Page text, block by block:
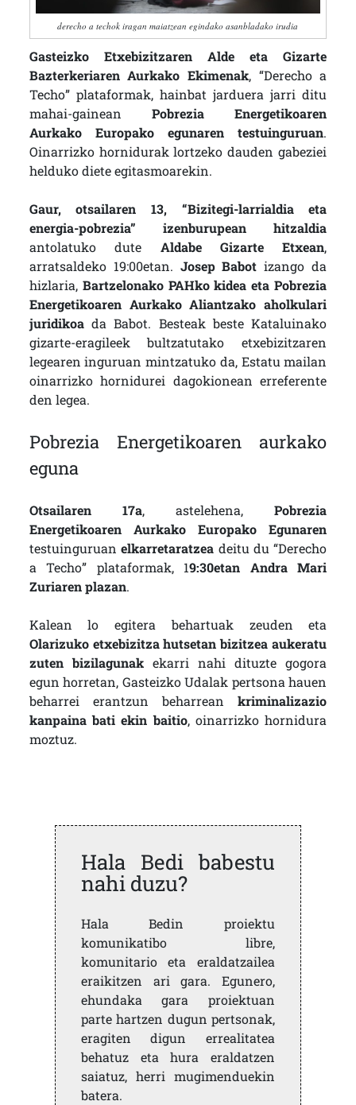
derecho a techok iragan maiatzean egindako asanbladako irudia
Gasteizko Etxebizitzaren Alde eta Gizarte
Bazterkeriaren Aurkako Ekimenak, “Derecho a
Techo” plataformak, hainbat jarduera jarri ditu
mahai-gainean Pobrezia Energetikoaren
Aurkako Europako egunaren testuinguruan.
Oinarrizko hornidurak lortzeko dauden gabeziei
helduko diete egitasmoarekin.
Gaur, otsailaren 13, “Bizitegi-larrialdia eta
energia-pobrezia” izenburupean hitzaldia
antolatuko dute Aldabe Gizarte Etxean,
arratsaldeko 19:00etan. Josep Babot izango da
hizlaria, Bartzelonako PAHko kidea eta Pobrezia
Energetikoaren Aurkako Aliantzako aholkulari
juridikoada Babot. Besteak beste Kataluinako
gizarte-eragileek bultzatutako etxebizitzaren
legearen inguruan mintzatuko da, Estatu mailan
oinarrizko hornidurei dagokionean erreferente
den legea.
Pobrezia Energetikoaren aurkako
eguna
Otsailaren 17a, astelehena,Pobrezia
Energetikoaren Aurkako Europako Egunaren
testuinguruanelkarretaratzea deitu du “Derecho
a Techo” plataformak, 19:30etan Andra Mari
Zuriaren plazan.
Kalean lo egitera behartuak zeuden eta
Olarizuko etxebizitza hutsetan bizitzea aukeratu
zuten bizilagunakekarri nahi dituzte gogora
egun horretan, Gasteizko Udalak pertsona hauen
beharrei erantzun beharrean kriminalizazio
kanpaina bati ekin baitio, oinarrizko hornidura
moztuz.
Hala Bedi babestu
nahi duzu?
Hala Bedin proiektu
komunikatibo libre,
komunitario eta eraldatzailea
eraikitzen ari gara. Egunero,
ehundaka gara proiektuan
parte hartzen dugun pertsonak,
eragiten digun errealitatea
behatuz eta hura eraldatzen
saiatuz, herri mugimenduekin
batera.